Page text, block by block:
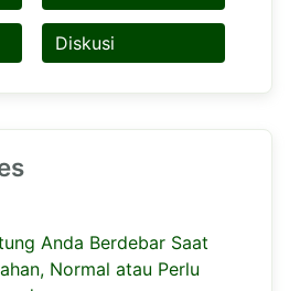
Diskusi
Anda Berdebar Saat
Normal atau Perlu